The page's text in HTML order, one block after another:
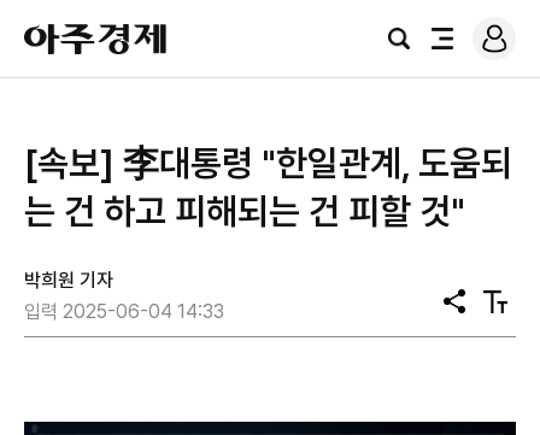
아
주
경
검
전
로
그
[속보] 李대통령 "한일관계, 도움되
는 건 하고 피해되는 건 피할 것"
박희원 기자
입력 2025-06-04 14:33
공
유
텍
스